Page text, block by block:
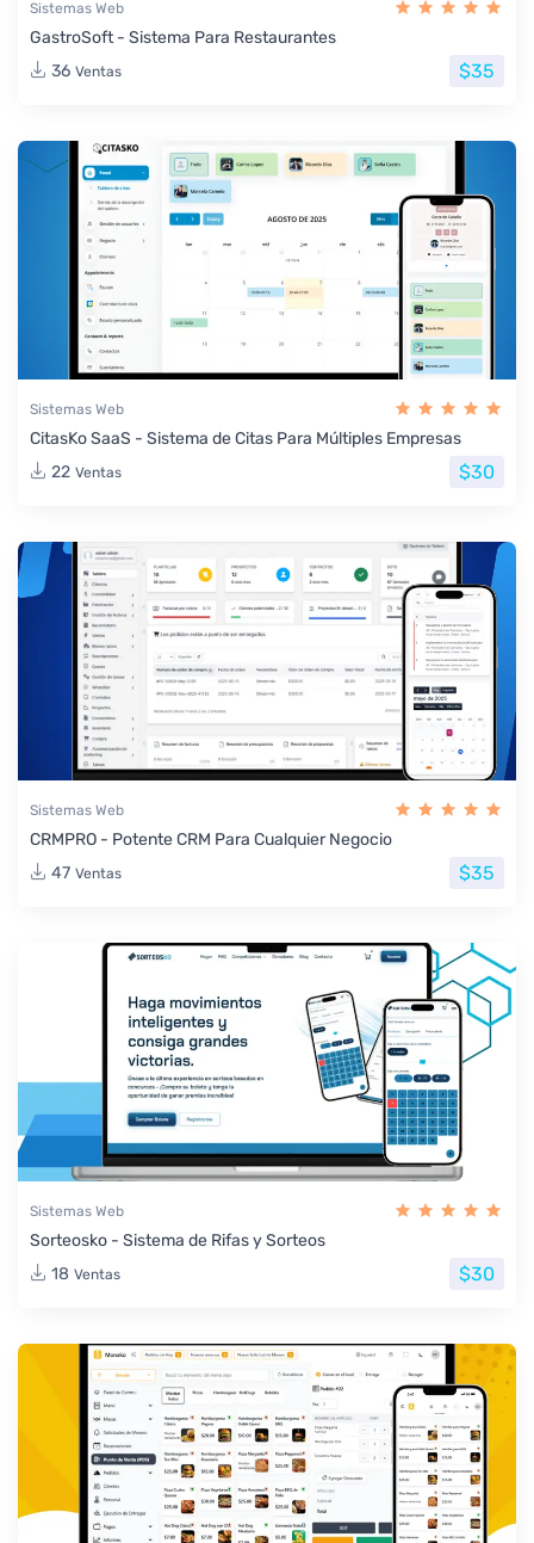
Sistemas Web
GastroSoft - Sistema Para Restaurantes
36 Ventas $35
Sistemas Web
CitasKo SaaS - Sistema de Citas Para Múltiples Empresas
22 Ventas $30
Sistemas Web
CRMPRO - Potente CRM Para Cualquier Negocio
47 Ventas $35
Sistemas Web
Sorteosko - Sistema de Rifas y Sorteos
18 Ventas $30